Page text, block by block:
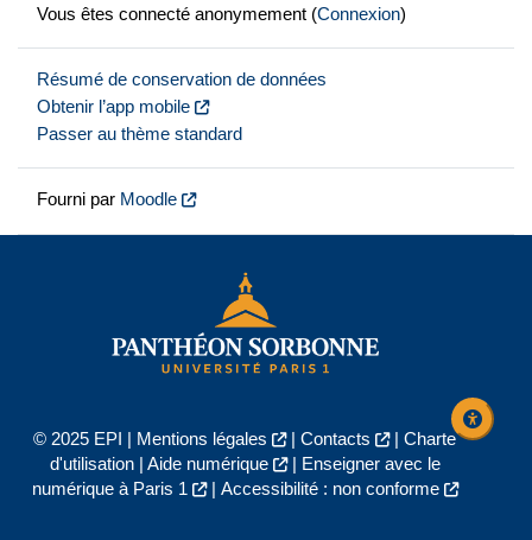
Vous êtes connecté anonymement (Connexion)
Résumé de conservation de données
Obtenir l’app mobile
Passer au thème standard
Fourni par Moodle
© 2025 EPI | Mentions légales | Contacts | Charte
d'utilisation| Aide numérique |
Enseigner avec le
numérique à Paris 1
| Accessibilité : non conforme